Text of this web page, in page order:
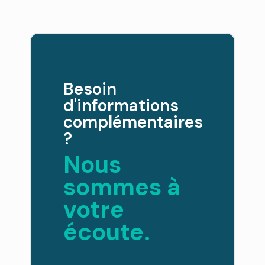
Besoin
d'informations
complémentaires
?
Nous
sommes à
votre
écoute.